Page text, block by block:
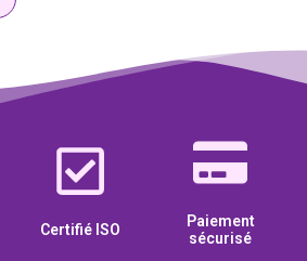
Certifié ISO
Paiement
sécurisé